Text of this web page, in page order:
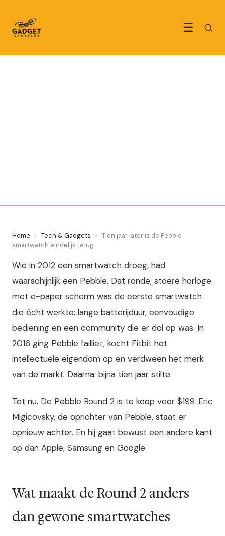
☰
Home › Tech & Gadgets › Tien jaar later is de Pebble
smartwatch eindelijk terug
Wie in 2012 een smartwatch droeg, had
waarschijnlijk een Pebble. Dat ronde, stoere horloge
met e-paper scherm was de eerste smartwatch
die écht werkte: lange batterijduur, eenvoudige
bediening en een community die er dol op was. In
2016 ging Pebble failliet, kocht Fitbit het
intellectuele eigendom op en verdween het merk
van de markt. Daarna: bijna tien jaar stilte.
Tot nu. De Pebble Round 2 is te koop voor $199. Eric
Migicovsky, de oprichter van Pebble, staat er
opnieuw achter. En hij gaat bewust een andere kant
op dan Apple, Samsung en Google.
Wat maakt de Round 2 anders
dan gewone smartwatches